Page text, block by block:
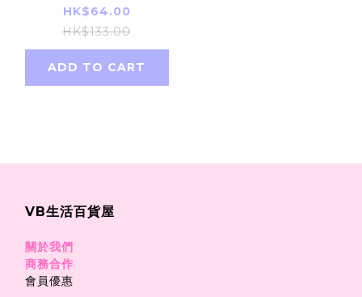
Gel Cream 175g
(red)(Parallel
Imports Product)
HK$64.00
HK$133.00
ADD TO CART
VB生活百貨屋
關於我們
商務合作
會員優惠